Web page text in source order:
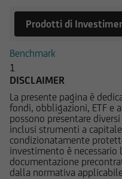
Prodotti di
Benchmark
1
DISCLAIMER
La presente pagina è
fondi, obbligazioni, ETF e
possono presentare
inclusi strumenti a
condizionatamente
investimento è
documentazione
dalla normativa
UniCredit Bank
è in alcun modo
qualsiasi altro sito
raggiunto il Sito e
accessibili, via
per eventuali
per qualsiasi
dell'accesso da
cui il Sito sia